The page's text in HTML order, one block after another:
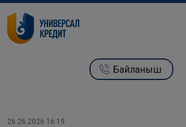
Байланыш
26.26.2026 16:19